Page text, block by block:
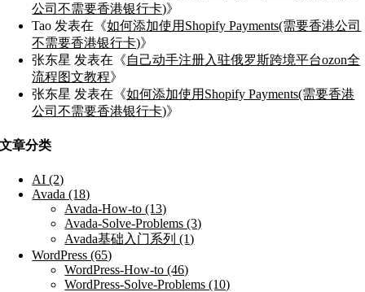
公司不需要香港银行卡)》
Tao 发表在《如何添加使用Shopify Payments(需要香港公司
不需要香港银行卡)》
张东星 发表在《自己动手注册入驻俄罗斯跨境平台ozon全
流程图文教程》
张东星 发表在《如何添加使用Shopify Payments(需要香港
公司不需要香港银行卡)》
文章分类
AI (2)
Avada (18)
Avada-How-to (13)
Avada-Solve-Problems (3)
Avada基础入门系列 (1)
WordPress (65)
WordPress-How-to (46)
WordPress-Solve-Problems (10)